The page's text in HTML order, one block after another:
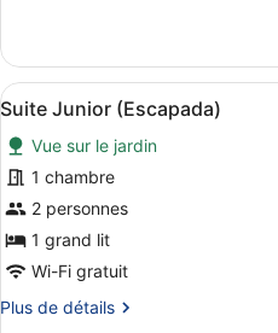
(Private
Garden
and
Bathtub)
le
type
de
Chambre
Deluxe
(Private
Garden
and
Bathtub)
Afficher
toutes
les
photos
pour
ce
type
chambre :
7
Suite Junior (Escapada)
Vue sur le jardin
1 chambre
2 personnes
1 grand lit
Wi-Fi gratuit
Plus de détails
Plus